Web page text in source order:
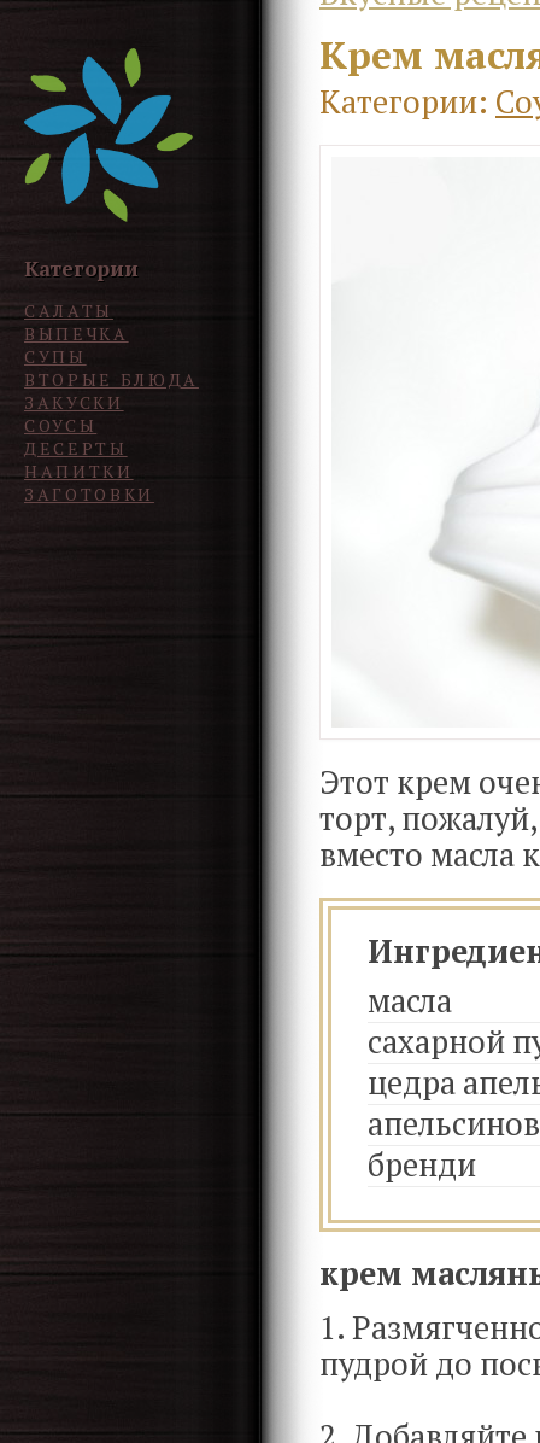
Категории
САЛАТЫ
ВЫПЕЧКА
СУПЫ
ВТОРЫЕ БЛЮДА
ЗАКУСКИ
СОУСЫ
ДЕСЕРТЫ
НАПИТКИ
ЗАГОТОВКИ
Крем
Категории:
Этот крем
торт,
вместо масла
масла
сахарной
цедра
бренди
крем
1.
пудрой до